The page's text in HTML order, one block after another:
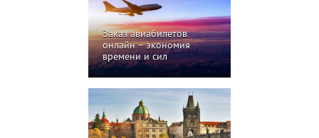
Заказ авиабилетов
онлайн – экономия
времени и сил